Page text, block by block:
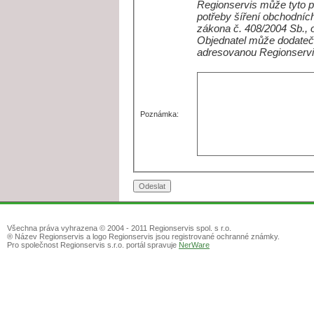
Regionservis může tyto
potřeby šíření
zákona č. 408/2004 Sb.,
Objednatel může
adresovanou
Poznámka:
Všechna práva vyhrazena © 2004 - 2011 Regionservis spol. s r.o.
® Název Regionservis a logo Regionservis jsou registrované ochranné známky.
Pro společnost Regionservis s.r.o. portál spravuje NerWare